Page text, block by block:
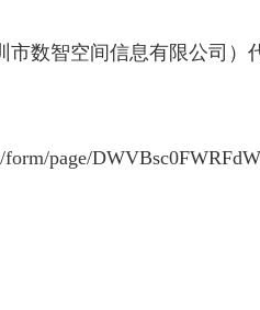
数智空间信息有限公司）
page/